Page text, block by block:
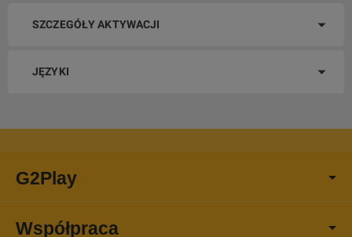
SZCZEGÓŁY AKTYWACJI
JĘZYKI
G2Play
Współpraca